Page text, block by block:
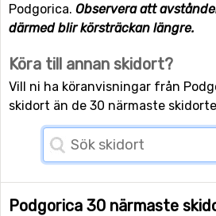
Podgorica. Observera att
därmed blir körsträckan längre.
Köra till annan skidort?
Vill ni ha köranvisningar från
skidort än de 30 närmaste
Podgorica 30 närmaste